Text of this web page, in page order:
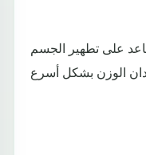
على تطهير الجسم